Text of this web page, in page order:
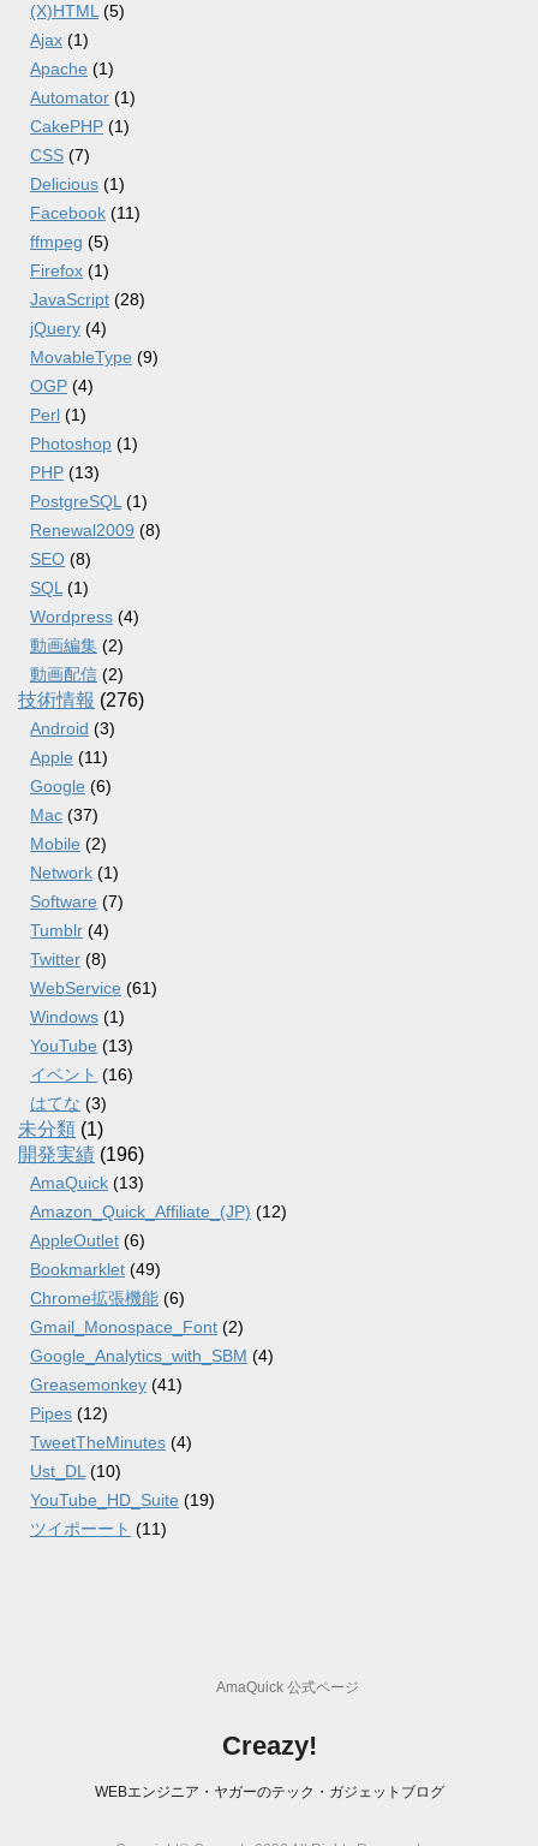
(X)HTML (5)
Ajax (1)
Apache (1)
Automator (1)
CakePHP (1)
CSS (7)
Delicious (1)
Facebook (11)
ffmpeg (5)
Firefox (1)
JavaScript (28)
jQuery (4)
MovableType (9)
OGP (4)
Perl (1)
Photoshop (1)
PHP (13)
PostgreSQL (1)
Renewal2009 (8)
SEO (8)
SQL (1)
Wordpress (4)
動画編集 (2)
動画配信 (2)
技術情報 (276)
Android (3)
Apple (11)
Google (6)
Mac (37)
Mobile (2)
Network (1)
Software (7)
Tumblr (4)
Twitter (8)
WebService (61)
Windows (1)
YouTube (13)
イベント (16)
はてな (3)
未分類 (1)
開発実績 (196)
AmaQuick (13)
Amazon_Quick_Affiliate_(JP) (12)
AppleOutlet (6)
Bookmarklet (49)
Chrome拡張機能 (6)
Gmail_Monospace_Font (2)
Google_Analytics_with_SBM (4)
Greasemonkey (41)
Pipes (12)
TweetTheMinutes (4)
Ust_DL (10)
YouTube_HD_Suite (19)
ツイポーート (11)
AmaQuick 公式ページ
Creazy!
WEBエンジニア・ヤガーのテック・ガジェットブログ